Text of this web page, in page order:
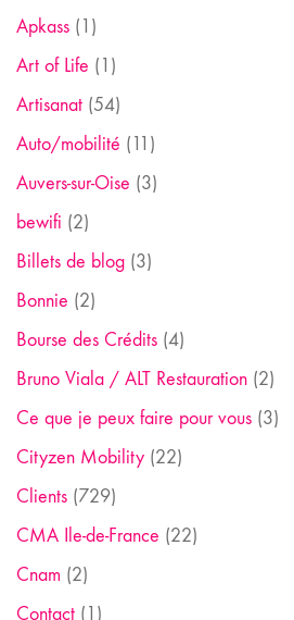
Apkass (1)
Art of Life (1)
Artisanat (54)
Auto/mobilité (11)
Auvers-sur-Oise (3)
bewifi (2)
Billets de blog (3)
Bonnie (2)
Bourse des Crédits (4)
Bruno Viala / ALT Restauration (2)
Ce que je peux faire pour vous (3)
Cityzen Mobility (22)
Clients (729)
CMA Ile-de-France (22)
Cnam (2)
Contact (1)